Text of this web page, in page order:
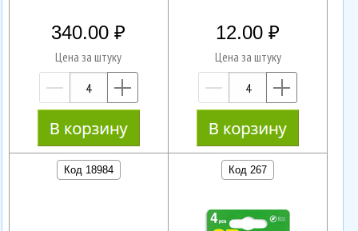
340.00
Цена за штуку
—
12.00
Цена за штуку
—
Код 18984 Код 267